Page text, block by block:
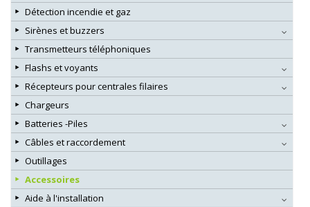
Détection incendie et gaz
Sirènes et buzzers
Transmetteurs téléphoniques
Flashs et voyants
Récepteurs pour centrales filaires
Chargeurs
Batteries -Piles
Câbles et raccordement
Outillages
Accessoires
Aide à l'installation